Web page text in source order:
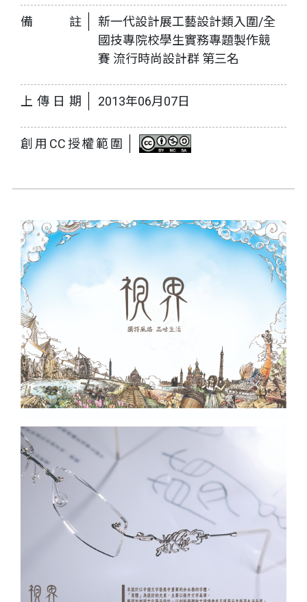
備註
新一代設計展工藝設計類入圍/全
國技專院校學生實務專題製作競
賽 流行時尚設計群 第三名
上傳日期 2013年06月07日
創用CC授權範圍